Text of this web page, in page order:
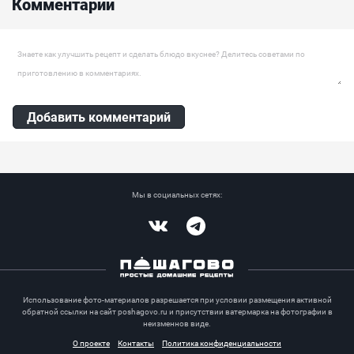
Ингредиенты:
Оставить комментарий
Добавить комментарий
Мы в социальных сетях:
Использование фото-материалов разрешается при условии размещения активной
обратной ссылки на сайт poshagovo.ru и присутствии ватермарка на фотографии в
неизменнов виде.
О проекте
Контакты Политика конфиденциальности